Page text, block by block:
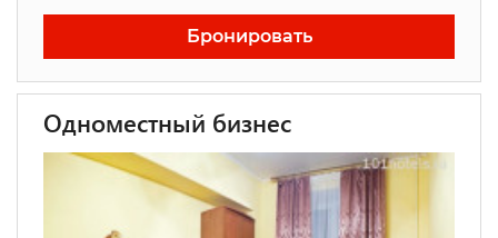
Бронировать
Одноместный бизнес